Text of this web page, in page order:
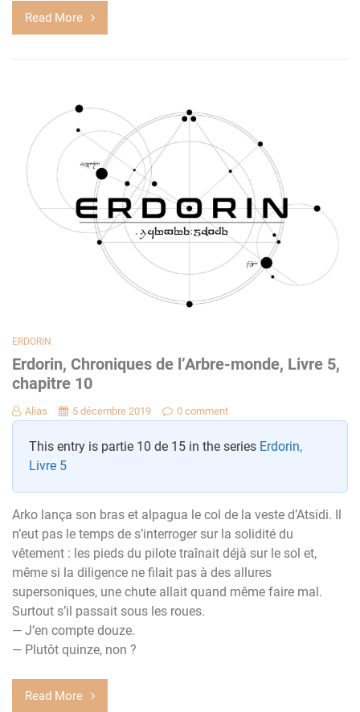
Read More
ERDORIN
Erdorin, Chroniques de l’Arbre-monde, Livre 5,
chapitre 10
Alias 5 décembre 2019 0 comment
This entry is partie 10 de 15 in the series Erdorin,
Livre 5
Arko lança son bras et alpagua le col de la veste d’Atsidi. Il
n’eut pas le temps de s’interroger sur la solidité du
vêtement : les pieds du pilote traînait déjà sur le sol et,
même si la diligence ne filait pas à des allures
supersoniques, une chute allait quand même faire mal.
Surtout s’il passait sous les roues.
— J’en compte douze.
— Plutôt quinze, non ?
Read More